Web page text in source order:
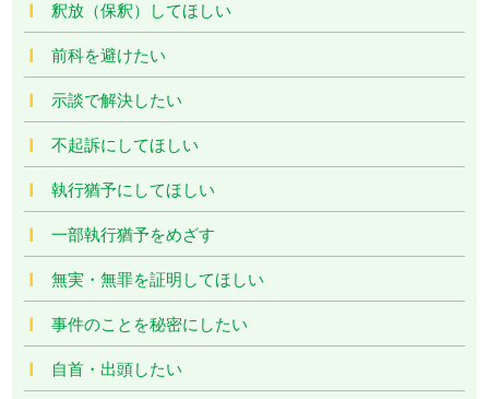
釈放（保釈）してほしい
前科を避けたい
示談で解決したい
不起訴にしてほしい
執行猶予にしてほしい
一部執行猶予をめざす
無実・無罪を証明してほしい
事件のことを秘密にしたい
自首・出頭したい